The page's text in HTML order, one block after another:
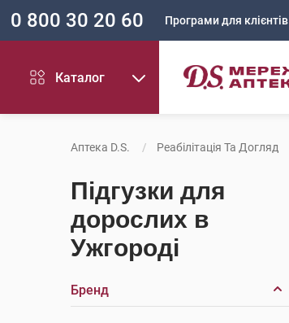
0 800 30 20 60 Програми для клієнтів
Каталог
Аптека D.S. Реабілітація Та Догляд
Підгузки для
дорослих в
Ужгороді
Бренд